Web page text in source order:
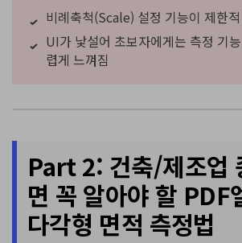
비례축척(Scale) 설정 기능이 제한적
UI가 낯설어 초보자에게는 측정 기
렵게 느껴짐
Part 2: 건축/제조업
면 꼭 알아야 할 PDF
다각형 면적 측정법